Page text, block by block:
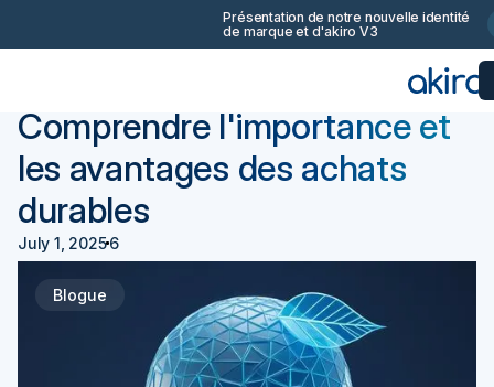
Présentation de notre nouvelle identité
de marque et d'akiro V3
Comprendre l'importance et
les avantages des achats
durables
July 1, 2025 6
Blogue